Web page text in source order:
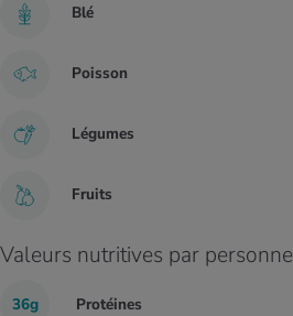
Blé
Poisson
Légumes
Fruits
Valeurs nutritives par personne
36g Protéines